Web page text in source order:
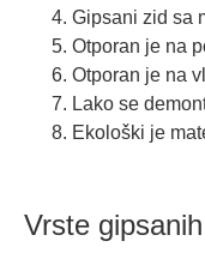
Gipsani zid sa
Otporan je na
Otporan je na
Lako se
Ekološki je
Vrste